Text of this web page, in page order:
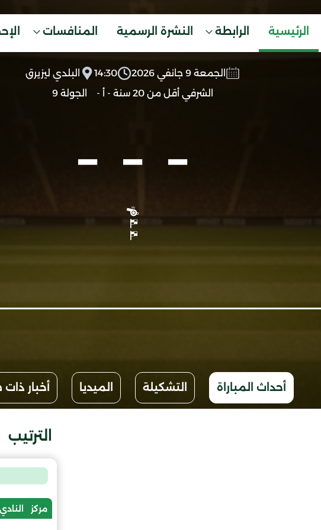
الرئيسية الرابطة النشرة الرسمية المنافسات
الجمعة 9 جانفي 2026 14:30
البلدي ليزيرق
الشرفي أقل من 20 سنة - أ -
الجولة 9
-
-
-
أحداث المباراة التشكيلة الميديا أخبار
الترتيب
مركز النادي